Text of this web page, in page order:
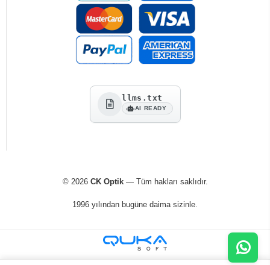
llms.txt
AI READY
© 2026 CK Optik— Tüm hakları saklıdır.
1996 yılından bugüne daima sizinle.